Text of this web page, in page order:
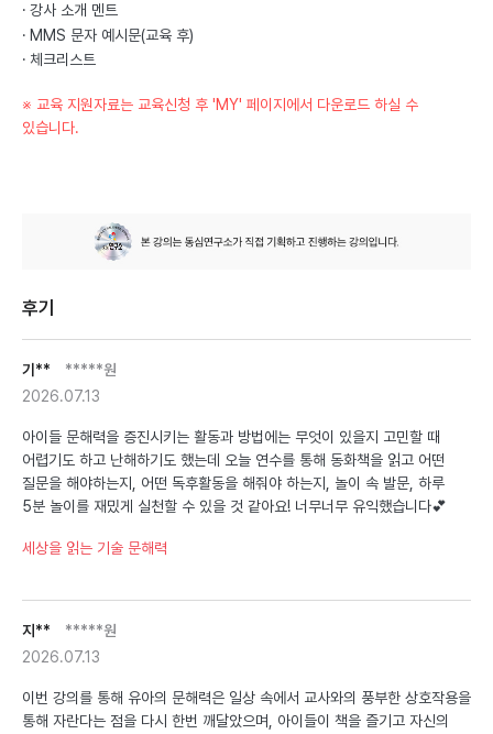
강사 소개 멘트
MMS 문자 예시문(교육 후)
체크리스트
※ 교육 지원자료는 교육신청 후 'MY' 페이지에서 다운로드 하실 수
있습니다.
후기
기**
*****원
2026.07.13
아이들 문해력을 증진시키는 활동과 방법에는 무엇이 있을지 고민할 때
어렵기도 하고 난해하기도 했는데 오늘 연수를 통해 동화책을 읽고 어떤
질문을 해야하는지, 어떤 독후활동을 해줘야 하는지, 놀이 속 발문, 하루
5분 놀이를 재밌게 실천할 수 있을 것 같아요! 너무너무 유익했습니다💕
세상을 읽는 기술 문해력
지**
*****원
2026.07.13
이번 강의를 통해 유아의 문해력은 일상 속에서 교사와의 풍부한 상호작용을
통해 자란다는 점을 다시 한번 깨달았으며, 아이들이 책을 즐기고 자신의